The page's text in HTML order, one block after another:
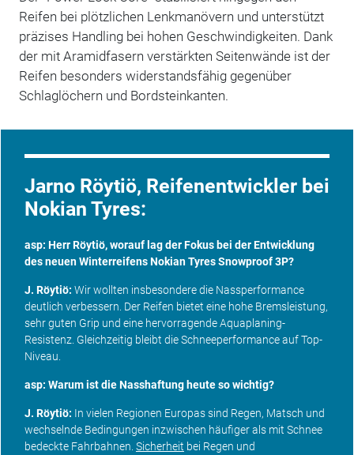
Reifen bei plötzlichen Lenkmanövern und unterstützt
präzises Handling bei hohen Geschwindigkeiten. Dank
der mit Aramidfasern verstärkten Seitenwände ist der
Reifen besonders widerstandsfähig gegenüber
Schlaglöchern und Bordsteinkanten.
Jarno Röytiö, Reifenentwickler bei
Nokian Tyres:
asp: Herr Röytiö, worauf lag der Fokus bei der Entwicklung
des neuen Winterreifens Nokian Tyres Snowproof 3P?
J. Röytiö: Wir wollten insbesondere die Nassperformance
deutlich verbessern. Der Reifen bietet eine hohe Bremsleistung,
sehr guten Grip und eine hervorragende Aquaplaning-
Resistenz. Gleichzeitig bleibt die Schneeperformance auf Top-
Niveau.
asp: Warum ist die Nasshaftung heute so wichtig?
J. Röytiö: In vielen Regionen Europas sind Regen, Matsch und
wechselnde Bedingungen inzwischen häufiger als mit Schnee
bedeckte Fahrbahnen. Sicherheit bei Regen und